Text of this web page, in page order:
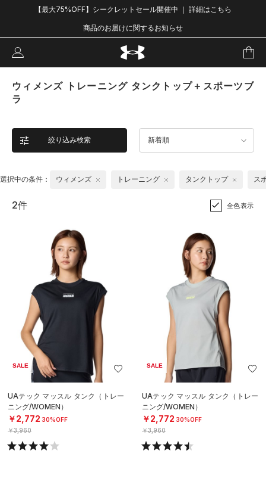
【最大75%OFF】シークレットセール開催中 ｜ 詳細はこちら
商品のお届けに関するお知らせ
ウィメンズ トレーニング タンクトップ＋スポーツブ
ラ
絞り込み検索 新着順
選択中の条件： ウィメンズ トレーニング タンクトップ ス
2件 全色表示
SALE
UAテック マッスル タンク（トレー
ニング/WOMEN）
￥2,772 30%OFF
￥3,960
SALE
UAテック マッスル タンク（トレー
ニング/WOMEN）
￥2,772 30%OFF
￥3,960